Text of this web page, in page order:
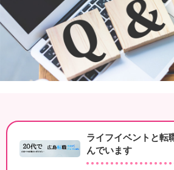
ライフイベントと転
んでいます